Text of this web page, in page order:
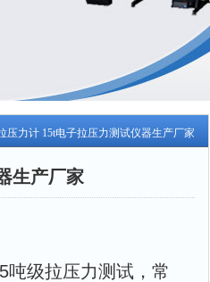
压力计 15t电子拉压力测试仪器生产厂家
生产厂家
吨级拉压力测试，常